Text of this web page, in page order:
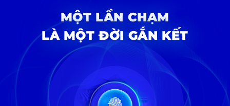
MỘT LẦN CHẠM
LÀ MỘT ĐỜI GẮN KẾT